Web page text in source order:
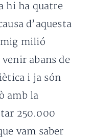
hi ha quatre
d’aquesta
mig milió
abans de
i ja són
amb la
250.000
vam saber